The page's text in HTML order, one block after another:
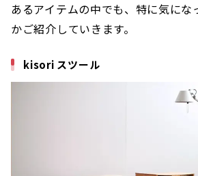
あるアイテムの中でも、特に気にな
かご紹介していきます。
kisori スツール